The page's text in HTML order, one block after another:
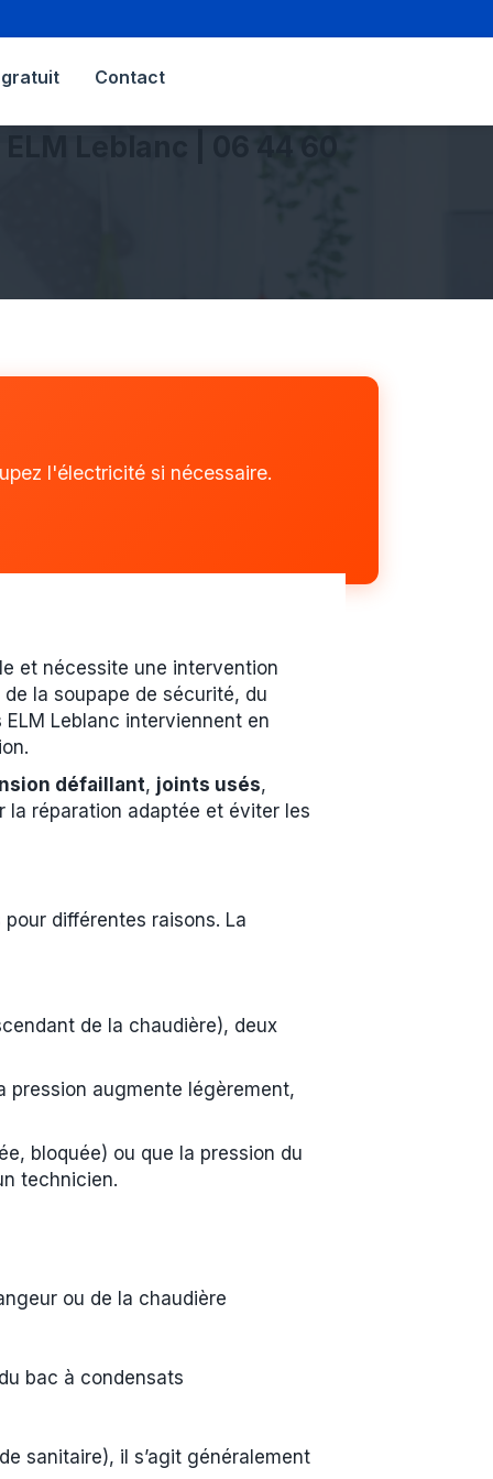
Contact
l'électricité si nécessaire.
et nécessite une intervention
la soupape de sécurité, du
Leblanc interviennent en
défaillant, joints usés,
la réparation adaptée et éviter les
différentes raisons. La
de la chaudière), deux
pression augmente légèrement,
bloquée) ou que la pression du
technicien.
ou de la chaudière
bac à condensats
sanitaire), il s’agit généralement